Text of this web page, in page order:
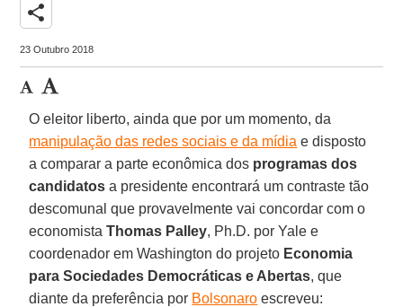
share
23 Outubro 2018
O eleitor liberto, ainda que por um momento, da
manipulação das redes sociais e da mídia e disposto
a comparar a parte econômica dos programas dos
candidatos a presidente encontrará um contraste tão
descomunal que provavelmente vai concordar com o
economistaThomas Palley, Ph.D. por Yale e
coordenador em Washington do projeto Economia
para Sociedades Democráticas e Abertas, que
diante da preferência por Bolsonaro escreveu: